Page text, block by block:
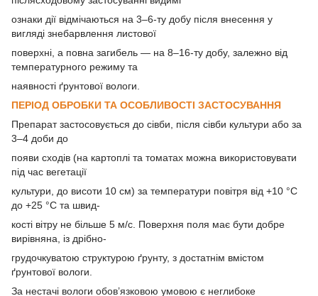
ознаки дії відмічаються на 3–6-ту добу після внесення у
вигляді знебарвлення листової
поверхні, а повна загибель — на 8–16-ту добу, залежно від
температурного режиму та
наявності ґрунтової вологи.
ПЕРІОД ОБРОБКИ ТА ОСОБЛИВОСТІ ЗАСТОСУВАННЯ
Препарат застосовується до сівби, після сівби культури або за
3–4 доби до
появи сходів (на картоплі та томатах можна використовувати
під час вегетації
культури, до висоти 10 см) за температури повітря від +10 °C
до +25 °C та швид-
кості вітру не більше 5 м/с. Поверхня поля має бути добре
вирівняна, із дрібно-
грудочкуватою структурою ґрунту, з достатнім вмістом
ґрунтової вологи.
За нестачі вологи обов’язковою умовою є неглибоке